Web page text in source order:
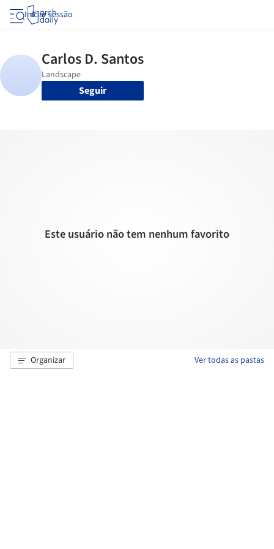
Iniciar sessão
Seguir
Este usuário não tem nenhum favorito
Organizar Ver todas as pastas